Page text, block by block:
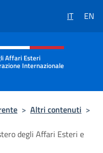
IT EN
e menù
Affari Esteri
Internazionale
> Altri contenuti >
degli Affari Esteri e